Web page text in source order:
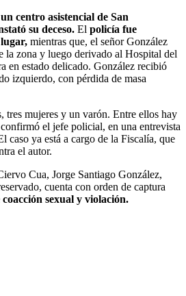
centro asistencial de San
su deceso. El policía fue
mientras que, el señor González
la zona y luego derivado al Hospital del
en estado delicado. González recibió
izquierdo, con pérdida de masa
tres mujeres y un varón. Entre ellos hay
el jefe policial, en una entrevista
caso ya está a cargo de la Fiscalía, que
el autor.
Cua, Jorge Santiago González,
cuenta con orden de captura
coacción sexual y violación.